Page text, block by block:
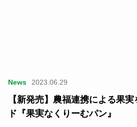
News 2023.06.29
【新発売】農福連携による果
ド『果実なくりーむパン』